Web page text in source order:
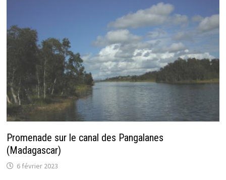
Promenade sur le canal des Pangalanes
(Madagascar)
6 février 2023